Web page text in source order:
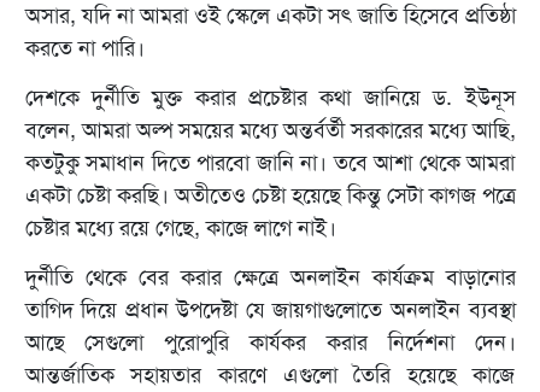
অসার, যদি না আমরা ওই স্কেলে একটা সৎ জাতি হিসেবে প্রতিষ্ঠা
করতে না পারি।
দেশকে দুর্নীতি মুক্ত করার প্রচেষ্টার কথা জানিয়ে ড. ইউনূস
বলেন, আমরা অল্প সময়ের মধ্যে অন্তর্বর্তী সরকারের মধ্যে আছি,
কতটুকু সমাধান দিতে পারবো জানি না। তবে আশা থেকে আমরা
একটা চেষ্টা করছি। অতীতেও চেষ্টা হয়েছে কিন্তু সেটা কাগজ পত্রে
চেষ্টার মধ্যে রয়ে গেছে, কাজে লাগে নাই।
দুর্নীতি থেকে বের করার ক্ষেত্রে অনলাইন কার্যক্রম বাড়ানোর
তাগিদ দিয়ে প্রধান উপদেষ্টা যে জায়গাগুলোতে অনলাইন ব্যবস্থা
আছে সেগুলো পুরোপুরি কার্যকর করার নির্দেশনা দেন।
আন্তর্জাতিক সহায়তার কারণে এগুলো তৈরি হয়েছে কাজে